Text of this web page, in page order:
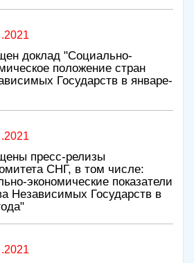
доклад "Социально-
положение стран
Государств в январе-
пресс-релизы
СНГ, в том числе:
экономические показатели
Независимых Государств в